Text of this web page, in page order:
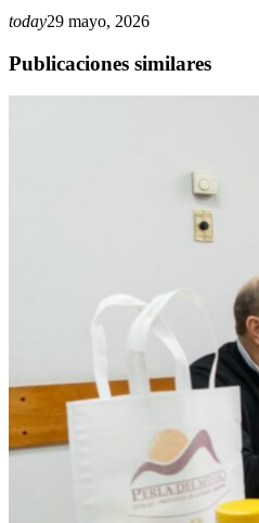
today29 mayo, 2026
Publicaciones similares